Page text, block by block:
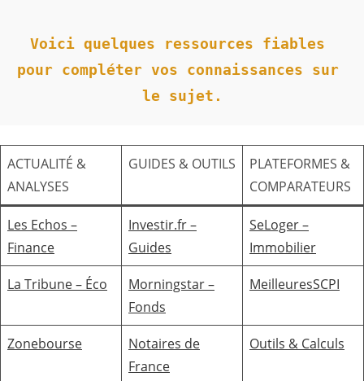
Voici quelques ressources fiables
pour compléter vos connaissances sur
le sujet.
ACTUALITÉ &
ANALYSES
GUIDES & OUTILS
PLATEFORMES &
COMPARATEURS
Les Echos –
Finance
Investir.fr –
Guides
SeLoger –
Immobilier
La Tribune – Éco
Morningstar –
Fonds
MeilleuresSCPI
Zonebourse
Notaires de
France
Outils & Calculs